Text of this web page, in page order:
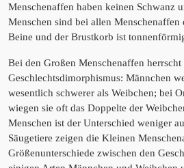
Menschenaffen haben keinen Schwanz
Menschen sind bei allen Menschenaffen
Beine und der Brustkorb ist
Bei den Großen Menschenaffen
Geschlechtsdimorphismus: Männchen
wesentlich schwerer als Weibchen; bei
wiegen sie oft das Doppelte der
Menschen ist der Unterschied weniger
Säugetiere zeigen die Kleinen
Größenunterschiede zwischen den